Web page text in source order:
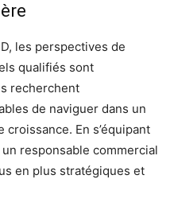
les perspectives de
qualifiés sont
recherchent
de naviguer dans un
En s’équipant
responsable commercial
en plus stratégiques et